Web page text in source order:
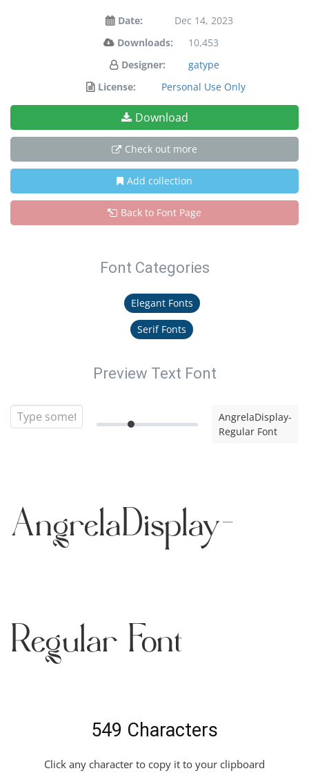
Date:
Dec 14, 2023
Downloads:
10,453
Designer:
gatype
License:
Personal Use Only
Download
Check out more
Add collection
Back to Font Page
Font Categories
Elegant Fonts
Serif Fonts
Preview Text Font
AngrelaDisplay-
Regular Font
AngrelaDisplay-
Regular Font
549 Characters
Click any character to copy it to your clipboard